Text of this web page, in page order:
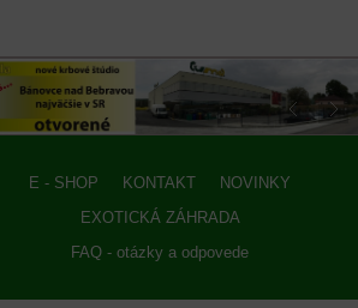
E - SHOP KONTAKT
NOVINKY
EXOTICKÁ ZÁHRADA
FAQ - otázky a odpovede